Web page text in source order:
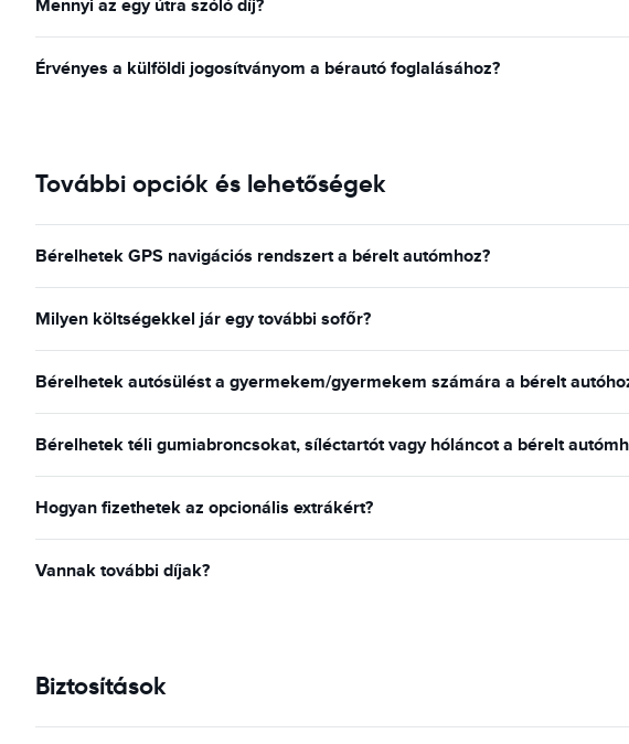
Érvényes a külföldi jogosítványom a bérautó foglalásához?
További opciók és lehetőségek
Bérelhetek GPS navigációs rendszert a bérelt autómhoz?
Milyen költségekkel jár egy további sofőr?
Bérelhetek autósülést a gyermekem/gyermekem számára a bérelt
Bérelhetek téli gumiabroncsokat, síléctartót vagy hóláncot a bérelt
Hogyan fizethetek az opcionális extrákért?
Vannak további díjak?
Biztosítások